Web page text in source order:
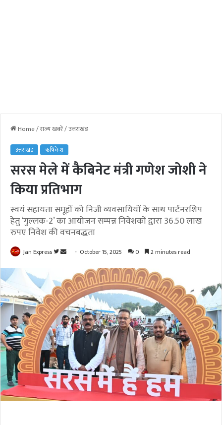
Home/राज्य खबरें/उत्तराखंड
उत्तराखंड ऋषिकेश
सरस मेले में कैबिनेट मंत्री गणेश जोशी ने
किया प्रतिभाग
स्वयं सहायता समूहों को निजी व्यवसायियों के साथ पार्टनरशिप
हेतु ‘गुल्लक-2’ का आयोजन सम्पन्न निवेशकों द्वारा 36.50 लाख
रुपए निवेश की वचनबद्धता
Jan Express
F
l
o
w
o
n
T
w
i
t
d
a
n
e
m
a
i
l
October 15, 2025 0 2 minutes read